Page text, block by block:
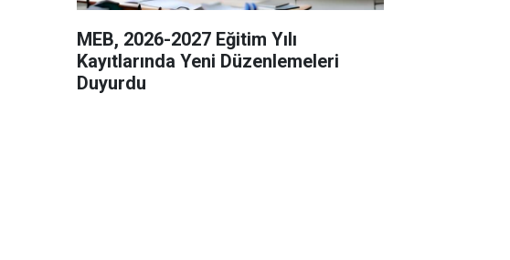
MEB, 2026-2027 Eğitim Yılı
Kayıtlarında Yeni Düzenlemeleri
Duyurdu